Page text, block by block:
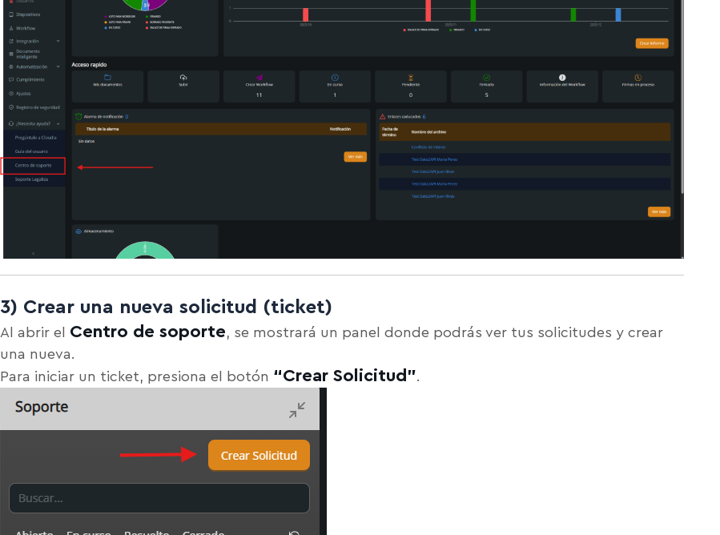
3) Crear una nueva solicitud (ticket)
Al abrir el Centro de soporte , se mostrará un panel donde podrás ver tus solicitudes y crear
una nueva.
Para iniciar un ticket, presiona el botón “Crear Solicitud”